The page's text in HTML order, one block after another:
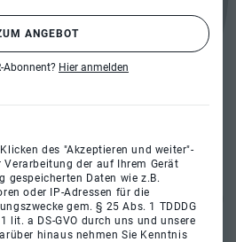
ANGEBOT
Abonnent? Hier anmelden
des "Akzeptieren und weiter"-
Verarbeitung der auf Ihrem Gerät
gespeicherten Daten wie z.B.
oder IP-Adressen für die
gem. § 25 Abs. 1 TDDDG
lit. a DS-GVO durch uns und unsere
hinaus nehmen Sie Kenntnis